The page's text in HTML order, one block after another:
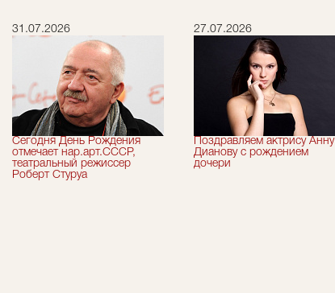
31.07.2026
Сегодня День Рождения
отмечает нар.арт.СССР,
театральный режиссер
Роберт Стуруа
27.07.2026
Поздравляем актрису Анну
Дианову с рождением
дочери